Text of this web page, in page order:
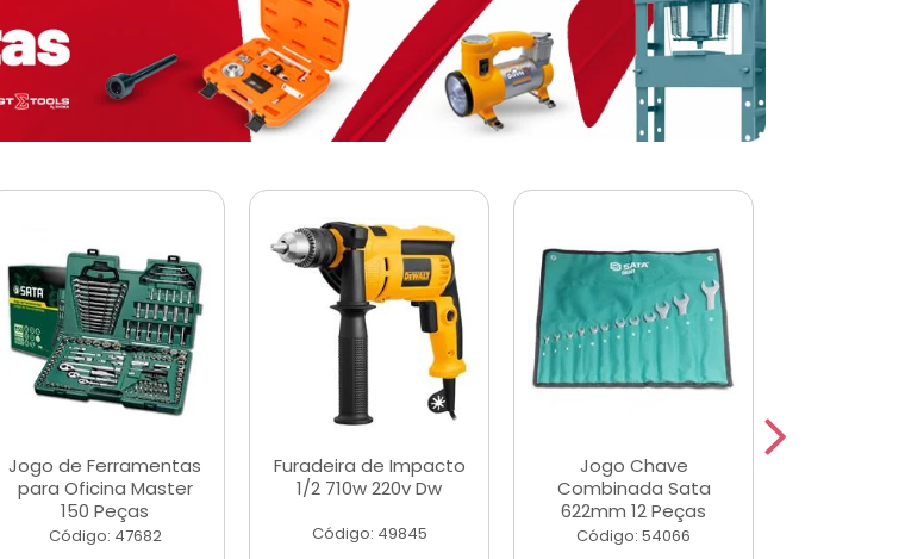
Jogo de Ferramentas
para Oficina Master
150 Peças
Código: 47682
Furadeira de Impacto
1/2 710w 220v Dw
Código: 49845
Jogo Chave
Combinada Sata
622mm 12 Peças
Código: 54066